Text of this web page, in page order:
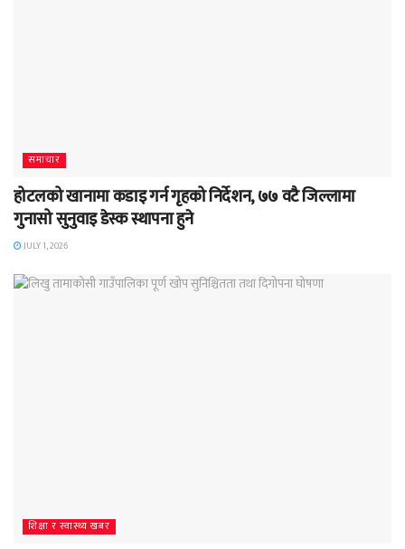
समाचार
होटलको खानामा कडाइ गर्न गृहको निर्देशन, ७७ वटै जिल्लामा
गुनासो सुनुवाइ डेस्क स्थापना हुने
JULY 1, 2026
शिक्षा र स्वास्थ्य खबर